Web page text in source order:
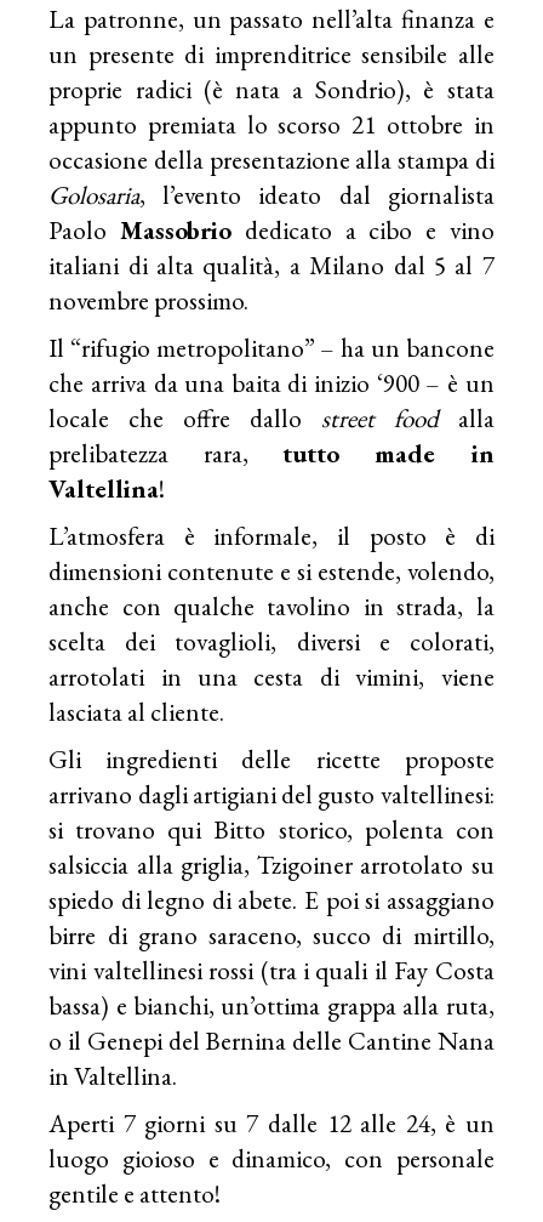
La patronne, un passato nell’alta finanza e
un presente di imprenditrice sensibile alle
proprie radici (è nata a Sondrio), è stata
appunto premiata lo scorso 21 ottobre in
occasione della presentazione alla stampa di
Golosaria, l’evento ideato dal giornalista
PaoloMassobrio dedicato a cibo e vino
italiani di alta qualità, a Milano dal 5 al 7
novembre prossimo.
Il “rifugio metropolitano” – ha un bancone
che arriva da una baita di inizio ‘900 – è un
locale che offre dallo street foodalla
prelibatezza rara, tutto made in
Valtellina!
L’atmosfera è informale, il posto è di
dimensioni contenute e si estende, volendo,
anche con qualche tavolino in strada, la
scelta dei tovaglioli, diversi e colorati,
arrotolati in una cesta di vimini, viene
lasciata al cliente.
Gli ingredienti delle ricette proposte
arrivano dagli artigiani del gusto valtellinesi:
si trovano qui Bitto storico, polenta con
salsiccia alla griglia, Tzigoiner arrotolato su
spiedo di legno di abete. E poi si assaggiano
birre di grano saraceno, succo di mirtillo,
vini valtellinesi rossi (tra i quali il Fay Costa
bassa) e bianchi, un’ottima grappa alla ruta,
o il Genepi del Bernina delle Cantine Nana
in Valtellina.
Aperti 7 giorni su 7 dalle 12 alle 24, è un
luogo gioioso e dinamico, con personale
gentile e attento!